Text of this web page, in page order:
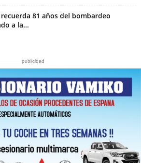
81 años del bombardeo
a la...
publicidad